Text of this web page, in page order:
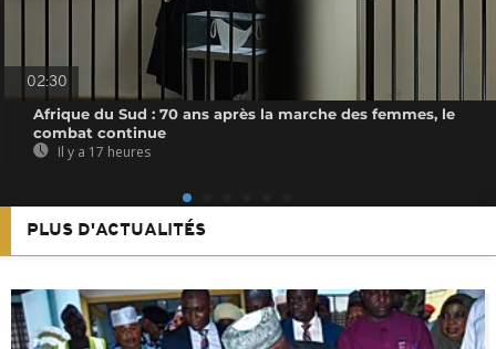
02:30
Afrique du Sud : 70 ans après la marche des femmes, le
combat continue
Il y a 17 heures
PLUS D'ACTUALITÉS